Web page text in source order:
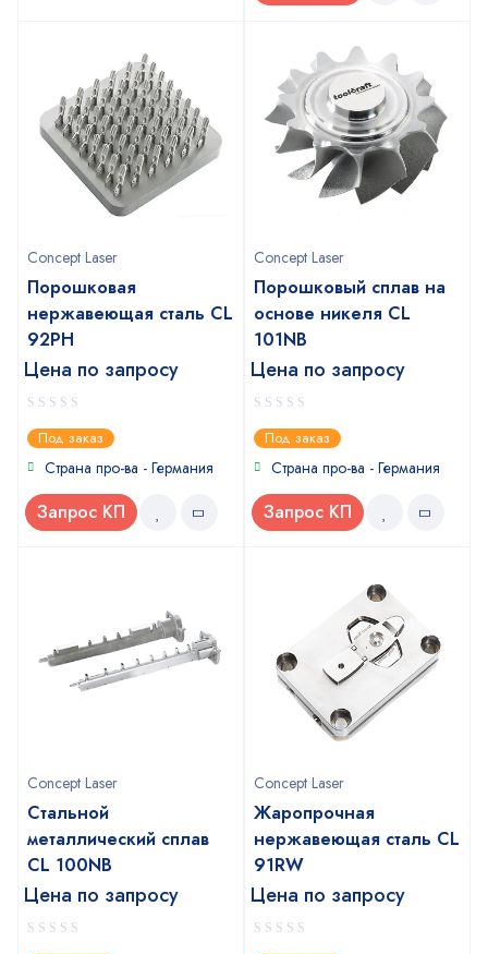
Concept Laser
Порошковая
нержавеющая сталь CL
92PH
Цена по запросу
0
out
of
Под заказ
Страна про-ва - Германия
Запрос КП
Concept Laser
Порошковый сплав на
основе никеля CL
101NB
Цена по запросу
0
out
of
Под заказ
Страна про-ва - Германия
Запрос КП
Concept Laser
Стальной
металлический сплав
CL 100NB
Цена по запросу
Concept Laser
Жаропрочная
нержавеющая сталь СL
91RW
Цена по запросу